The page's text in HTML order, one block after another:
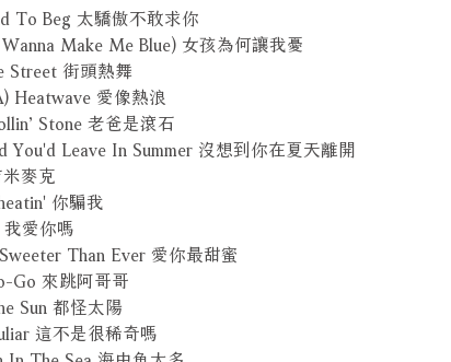
To Beg 太驕傲不敢求你
Make Me Blue) 女孩為何讓我憂
Street 街頭熱舞
Heatwave 愛像熱浪
Stone 老爸是滾石
You'd Leave In Summer 沒想到你在夏天離開
麥克
你騙我
愛你嗎
Than Ever 愛你最甜蜜
Go 來跳阿哥哥
Sun 都怪太陽
這不是很稀奇嗎